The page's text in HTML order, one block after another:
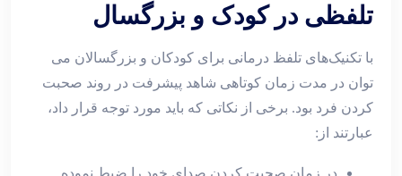
تلفظی در کودک و بزرگسال
با تکنیک‌های تلفظ درمانی برای کودکان و بزرگسالان می
توان در مدت زمان کوتاهی شاهد پیشرفت در روند صحبت
کردن فرد بود. برخی از نکاتی که باید مورد توجه قرار داد،
عبارتند از:
در زمان صحبت کردن صدای خود را ضبط نموده